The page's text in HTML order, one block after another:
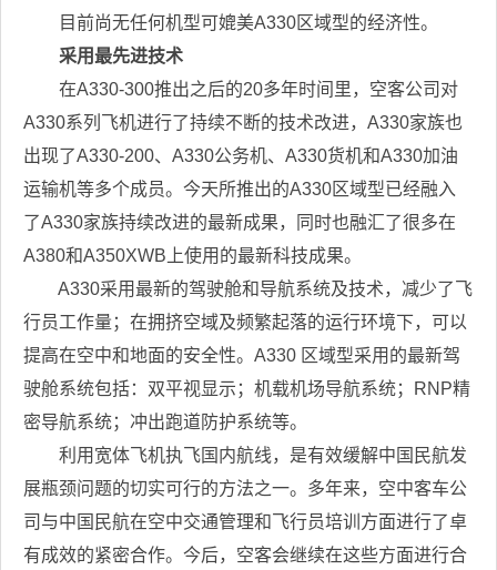
目前尚无任何机型可媲美A330区域型的经济性。
采用最先进技术
在A330-300推出之后的20多年时间里，空客公司对
A330系列飞机进行了持续不断的技术改进，A330家族也
出现了A330-200、A330公务机、A330货机和A330加油
运输机等多个成员。今天所推出的A330区域型已经融入
了A330家族持续改进的最新成果，同时也融汇了很多在
A380和A350XWB上使用的最新科技成果。
A330采用最新的驾驶舱和导航系统及技术，减少了飞
行员工作量；在拥挤空域及频繁起落的运行环境下，可以
提高在空中和地面的安全性。A330 区域型采用的最新驾
驶舱系统包括：双平视显示；机载机场导航系统；RNP精
密导航系统；冲出跑道防护系统等。
利用宽体飞机执飞国内航线，是有效缓解中国民航发
展瓶颈问题的切实可行的方法之一。多年来，空中客车公
司与中国民航在空中交通管理和飞行员培训方面进行了卓
有成效的紧密合作。今后，空客会继续在这些方面进行合